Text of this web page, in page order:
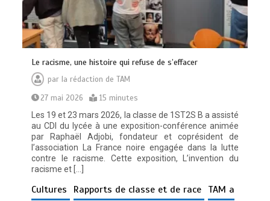
Le racisme, une histoire qui refuse de s’effacer
par la rédaction de TAM
27 mai 2026
15 minutes
Les 19 et 23 mars 2026, la classe de 1ST2S B a assisté
au CDI du lycée à une exposition-conférence animée
par Raphaël Adjobi, fondateur et coprésident de
l’association La France noire engagée dans la lutte
contre le racisme. Cette exposition, L’invention du
racisme et […]
Cultures Rapports de classe et de race TAM a